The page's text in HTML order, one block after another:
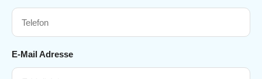
E-Mail Adresse